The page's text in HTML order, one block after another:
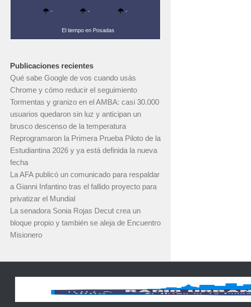
- - -
El tiempo en Posadas
Publicaciones recientes
Qué sabe Google de vos cuando usás
Chrome y cómo reducir el seguimiento
Tormentas y granizo en el AMBA: casi 30.000
usuarios quedaron sin luz y anticipan un
brusco descenso de la temperatura
Reprogramaron la Primera Prueba Piloto de la
Estudiantina 2026 y ya está definida la nueva
fecha
La AFA publicó un comunicado para respaldar
a Gianni Infantino tras el fallido proyecto para
privatizar el Mundial
La senadora Sonia Rojas Decut crea un
bloque propio y también se aleja de Encuentro
Misionero